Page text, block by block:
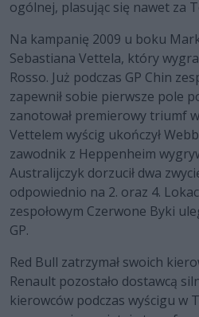
ogólnej, plasując się nawet za
Na kampanię 2009 u boku
Sebastiana Vettela, który
Rosso. Już podczas GP Chin
zapewnił sobie pierwsze pole
zanotował premierowy triumf
Vettelem wyścig ukończył
zawodnik z Heppenheim
Australijczyk dorzucił dwa
odpowiednio na 2. oraz 4.
zespołowym Czerwone Byki
GP.
Red Bull zatrzymał swoich
Renault pozostało dostawcą
kierowców podczas wyścigu w